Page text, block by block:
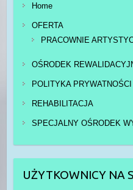
Home
OFERTA
PRACOWNIE
OŚRODEK
POLITYKA PRYWATNOŚCI
REHABILITACJA
SPECJALNY OŚRODEK
UŻYTKOWNICY NA